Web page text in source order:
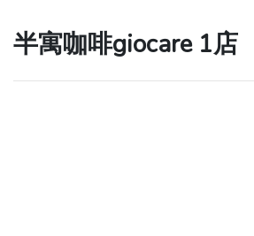
半寓咖啡giocare 1店